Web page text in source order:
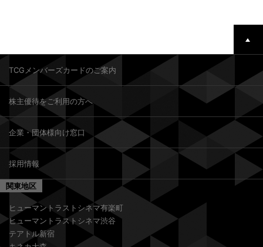
TCGメンバーズカードのご案内
株主優待をご利用の方へ
企業・団体様向け窓口
採用情報
関東地区
ヒューマントラストシネマ有楽町
ヒューマントラストシネマ渋谷
テアトル新宿